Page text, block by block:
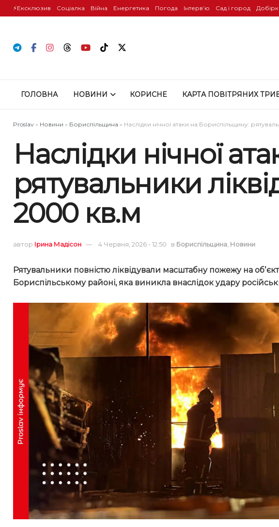
⚡️Ексклюзив Соціалка Війна Енергетика Погода Інтервʼю Сад і город
ГОЛОВНА НОВИНИ КОРИСНЕ КАРТА ПОВІТРЯНИХ
Proslav » Новини » Бориспільщина » Наслідки нічної атаки на Бориспільщину:
Наслідки нічної
рятувальники
2000 кв.м
автор Ірина Мадісон 4 Червня, 2026 - 12:50 в Бориспільщина, Новини
Рятувальники повністю ліквідували масштабну пожежу на
Бориспільському районі, яка виникла внаслідок удару